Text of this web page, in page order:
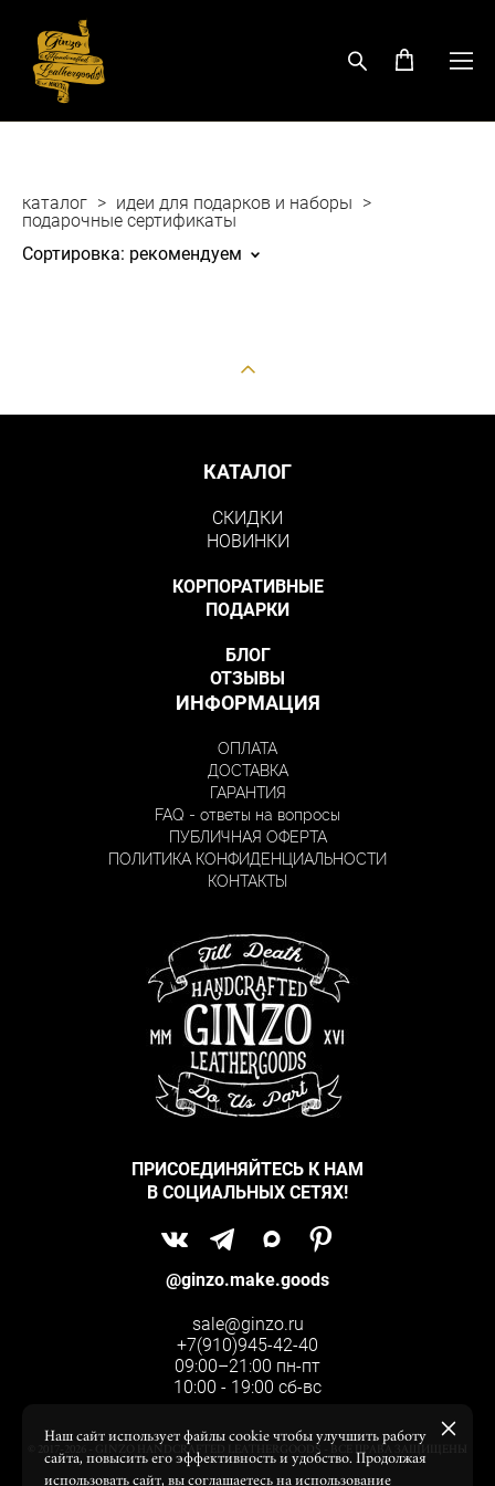
каталог > идеи для подарков и наборы >
подарочные сертификаты
Сортировка: рекомендуем
КАТАЛОГ
СКИДКИ
НОВИНКИ
КОРПОРАТИВНЫЕ
ПОДАРКИ
БЛОГ
ОТЗЫВЫ
ИНФОРМАЦИЯ
ОПЛАТА
ДОСТАВКА
ГАРАНТИЯ
FAQ - ответы на вопросы
ПУБЛИЧНАЯ ОФЕРТА
ПОЛИТИКА КОНФИДЕНЦИАЛЬНОСТИ
КОНТАКТЫ
ПРИСОЕДИНЯЙТЕСЬ К НАМ
В СОЦИАЛЬНЫХ СЕТЯХ!
@ginzo.make.goods
sale@ginzo.ru
+7(910)945-42-40
09:00–21:00 пн-пт
10:00 - 19:00 сб-вс
© 2017-2026 - GINZO HANDCRAFTED LEATHERGOODS - ВСЕ ПРАВА ЗАЩИЩЕНЫ
Наш сайт использует файлы cookie чтобы улучшить работу
сайта, повысить его эффективность и удобство. Продолжая
использовать сайт, вы соглашаетесь на использование